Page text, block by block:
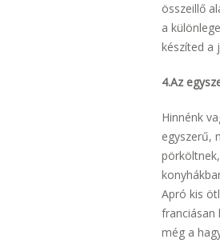
összeillő
a
készíted a
4.Az
Hinnénk
egyszerű,
Apró kis
franciásan
még a